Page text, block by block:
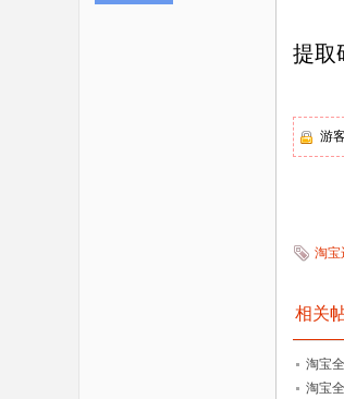
提取
游
淘宝
相关
淘宝
淘宝